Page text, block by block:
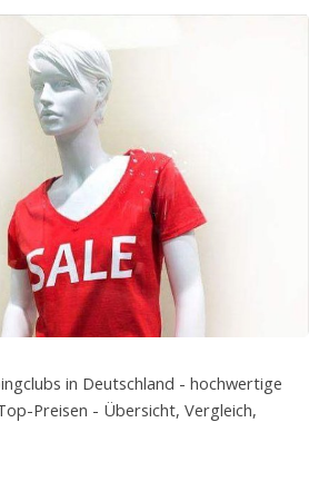
in Deutschland - hochwertige
Preisen - Übersicht, Vergleich,